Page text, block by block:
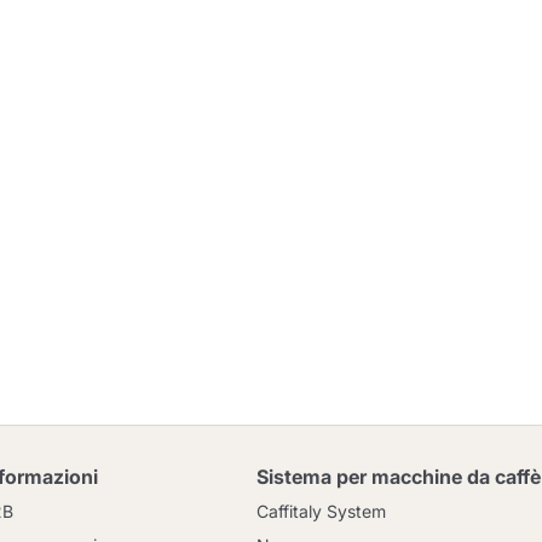
Sistema per macchine da caffè
Caffitaly System